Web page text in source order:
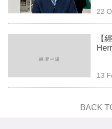
22
【
13
BACK